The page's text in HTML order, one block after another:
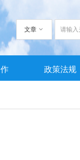
政策法规
文章 ꀁ